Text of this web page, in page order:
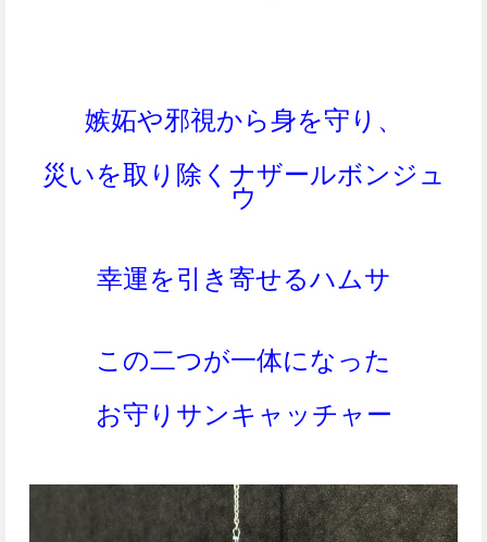
嫉妬や邪視から身を守り、
災いを取り除くナザールボンジュ
ウ
幸運を引き寄せるハムサ
この二つが一体になった
お守りサンキャッチャー